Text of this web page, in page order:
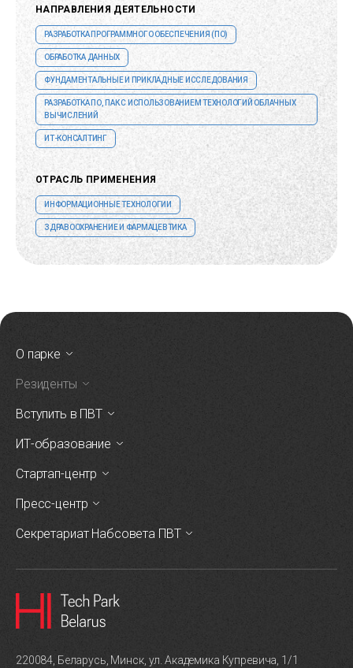
НАПРАВЛЕНИЯ ДЕЯТЕЛЬНОСТИ
РАЗРАБОТКА ПРОГРАММНОГО ОБЕСПЕЧЕНИЯ (ПО)
ОБРАБОТКА ДАННЫХ
ФУНДАМЕНТАЛЬНЫЕ И ПРИКЛАДНЫЕ ИССЛЕДОВАНИЯ
РАЗРАБОТКА ПО, ПАК С ИСПОЛЬЗОВАНИЕМ ТЕХНОЛОГИЙ ОБЛАЧНЫХ
ВЫЧИСЛЕНИЙ
ИТ-КОНСАЛТИНГ
ОТРАСЛЬ ПРИМЕНЕНИЯ
ИНФОРМАЦИОННЫЕ ТЕХНОЛОГИИ
ЗДРАВООХРАНЕНИЕ И ФАРМАЦЕВТИКА
О парке
Резиденты
Вступить в ПВТ
ИТ-образование
Стартап-центр
Пресс-центр
Секретариат Набсовета ПВТ
220084, Беларусь, Минск, ул. Академика Купревича, 1/1